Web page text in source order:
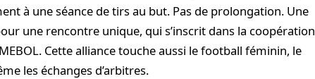
à une séance de tirs au but. Pas de prolongation. Une
une rencontre unique, qui s’inscrit dans la coopération
Cette alliance touche aussi le football féminin, le
les échanges d’arbitres.